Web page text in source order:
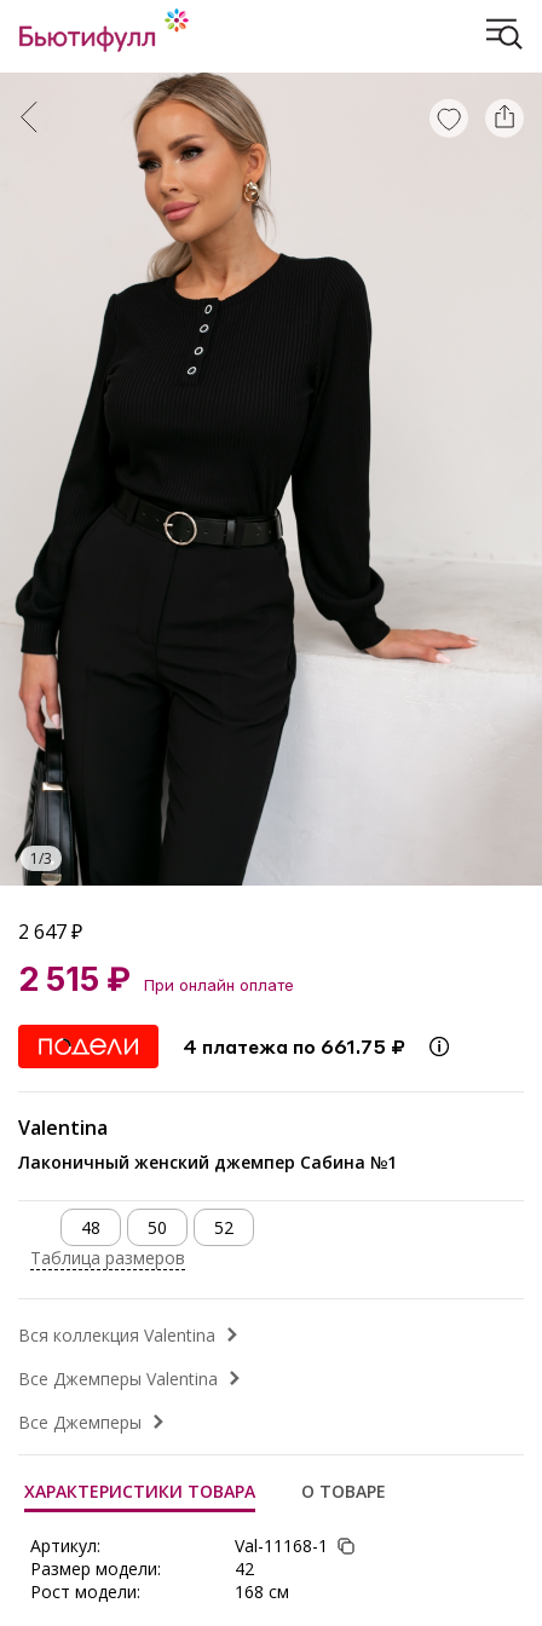
1/3
2 647₽
2 515 ₽ При онлайн оплате
4 платежа по 661.75 ₽
Valentina
Лаконичный женский джемпер Сабина №1
48 50
52
Таблица размеров
Вся коллекция Valentina
Все Джемперы Valentina
Все Джемперы
ХАРАКТЕРИСТИКИ ТОВАРА О ТОВАРЕ
Артикул:
Val-11168-1
Размер модели:
42
Рост модели:
168 см